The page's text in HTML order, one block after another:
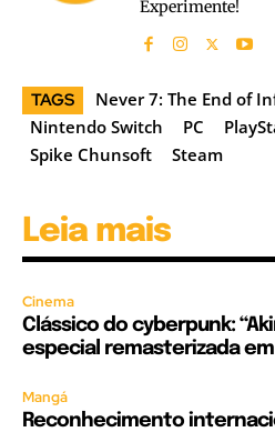
Experimente!
TAGS
Never 7: The End of
Nintendo Switch
PC
Spike Chunsoft
Steam
Leia mais
Cinema
Clássico do cyberpunk:
especial remasterizada
Mangá
Reconhecimento